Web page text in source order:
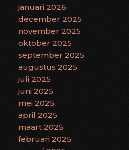
januari 2026
december 2025
november 2025
oktober 2025
september 2025
augustus 2025
juli 2025
juni 2025
mei 2025
april 2025
maart 2025
februari 2025